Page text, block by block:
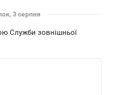
3 серпня
Служби зовнішньої